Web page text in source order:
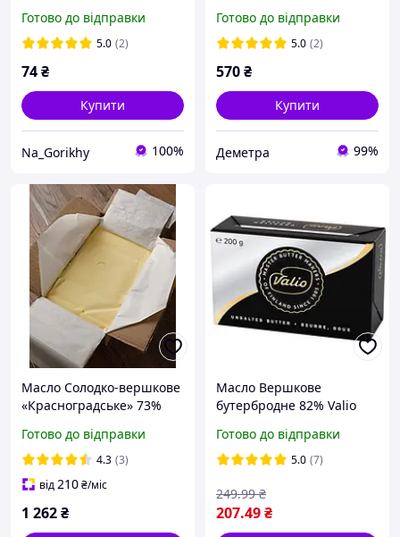
Готово до відправки
5.0 (2)
74₴
Купити
Na_Gorikhy 100%
Готово до відправки
5.0 (2)
570₴
Купити
Деметра 99%
Масло Солодко-вершкове
«Красноградське» 73%
Готово до відправки
4.3 (3)
від210₴/міс
1 262₴
Масло Вершкове
бутербродне 82% Valio
Валіо 200 г Фінляндія
Готово до відправки
5.0 (7)
207.49₴
249.99 ₴